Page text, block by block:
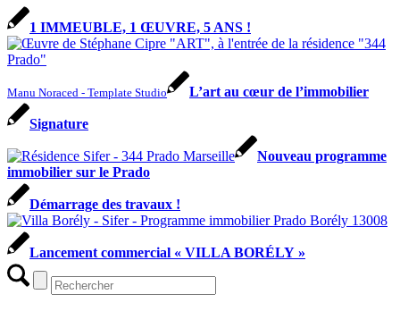
1 IMMEUBLE, 1 ŒUVRE, 5 ANS !
Manu Noraced - Template Studio L’art au cœur de l’immobilier
Signature
Nouveau programme
immobilier sur le Prado
Démarrage des travaux !
Lancement commercial « VILLA BORÉLY »